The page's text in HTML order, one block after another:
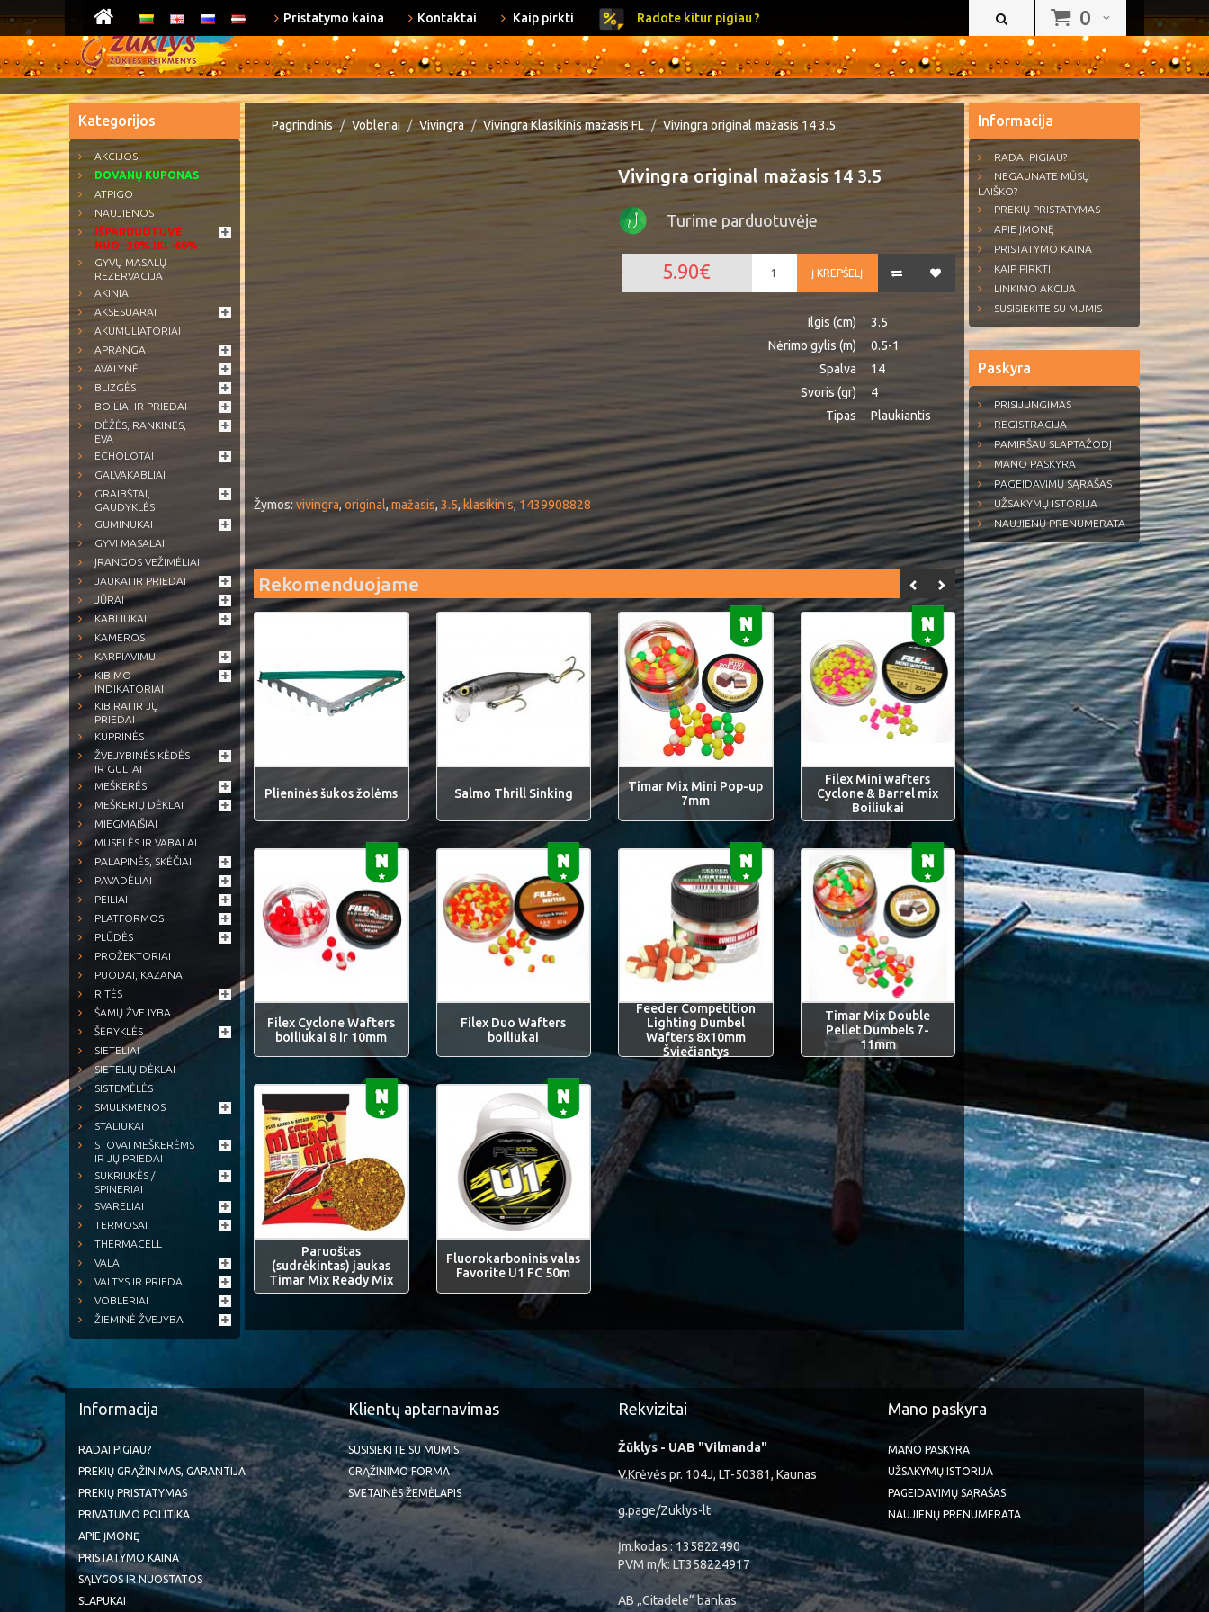
0
Pristatymo kaina Kontaktai Kaip pirkti Radote kitur pigiau ?
Kategorijos
AKCIJOS
DOVANŲ KUPONAS
ATPIGO
NAUJIENOS
IŠPARDUOTUVĖ
NUO -30% IKI -60%
GYVŲ MASALŲ
REZERVACIJA
AKINIAI
AKSESUARAI
AKUMULIATORIAI
APRANGA
AVALYNĖ
BLIZGĖS
BOILIAI IR PRIEDAI
DĖŽĖS, RANKINĖS,
EVA
ECHOLOTAI
GALVAKABLIAI
GRAIBŠTAI,
GAUDYKLĖS
GUMINUKAI
GYVI MASALAI
ĮRANGOS VEŽIMĖLIAI
JAUKAI IR PRIEDAI
JŪRAI
KABLIUKAI
KAMEROS
KARPIAVIMUI
KIBIMO
INDIKATORIAI
KIBIRAI IR JŲ
PRIEDAI
KUPRINĖS
ŽVEJYBINĖS KĖDĖS
IR GULTAI
MEŠKERĖS
MEŠKERIŲ DĖKLAI
MIEGMAIŠIAI
MUSELĖS IR VABALAI
PALAPINĖS, SKĖČIAI
PAVADĖLIAI
PEILIAI
PLATFORMOS
PLŪDĖS
PROŽEKTORIAI
PUODAI, KAZANAI
RITĖS
ŠAMŲ ŽVEJYBA
ŠĖRYKLĖS
SIETELIAI
SIETELIŲ DĖKLAI
SISTEMĖLĖS
SMULKMENOS
STALIUKAI
STOVAI MEŠKERĖMS
IR JŲ PRIEDAI
SUKRIUKĖS /
SPINERIAI
SVARELIAI
TERMOSAI
THERMACELL
VALAI
VALTYS IR PRIEDAI
VOBLERIAI
ŽIEMINĖ ŽVEJYBA
Pagrindinis Vobleriai Vivingra Vivingra Klasikinis mažasis FL Vivingra original mažasis 14 3.5
Vivingra original mažasis 14 3.5
Turime parduotuvėje
Į KREPŠELĮ
5.90€
Ilgis (cm)
3.5
Nėrimo gylis (m)
0.5-1
Spalva
14
Svoris (gr)
4
Tipas
Plaukiantis
Žymos: vivingra,original, mažasis, 3.5, klasikinis,1439908828
Rekomenduojame
Plieninės šukos žolėms Salmo Thrill Sinking
Timar Mix Mini Pop-up
7mm
Filex Mini wafters
Cyclone & Barrel mix
Boiliukai
Filex Cyclone Wafters
boiliukai 8 ir 10mm
Filex Duo Wafters
boiliukai
Feeder Competition
Lighting Dumbel
Wafters 8x10mm
Šviečiantys
Timar Mix Double
Pellet Dumbels 7-
11mm
Paruoštas
(sudrėkintas) jaukas
Timar Mix Ready Mix
Fluorokarboninis valas
Favorite U1 FC 50m
Informacija
RADAI PIGIAU?
NEGAUNATE MŪSŲ
LAIŠKO?
PREKIŲ PRISTATYMAS
APIE ĮMONĘ
PRISTATYMO KAINA
KAIP PIRKTI
LINKIMO AKCIJA
SUSISIEKITE SU MUMIS
Paskyra
PRISIJUNGIMAS
REGISTRACIJA
PAMIRŠAU SLAPTAŽODĮ
MANO PASKYRA
PAGEIDAVIMŲ SĄRAŠAS
UŽSAKYMŲ ISTORIJA
NAUJIENŲ PRENUMERATA
Informacija
RADAI PIGIAU?
PREKIŲ GRĄŽINIMAS, GARANTIJA
PREKIŲ PRISTATYMAS
PRIVATUMO POLITIKA
APIE ĮMONĘ
PRISTATYMO KAINA
SĄLYGOS IR NUOSTATOS
SLAPUKAI
Klientų aptarnavimas
SUSISIEKITE SU MUMIS
GRĄŽINIMO FORMA
SVETAINĖS ŽEMĖLAPIS
Rekvizitai
Žūklys - UAB "Vilmanda"
V.Krėvės pr. 104J, LT-50381, Kaunas
g.page/Zuklys-lt
Įm.kodas : 135822490
PVM m/k: LT358224917
AB „Citadele“ bankas
Mano paskyra
MANO PASKYRA
UŽSAKYMŲ ISTORIJA
PAGEIDAVIMŲ SĄRAŠAS
NAUJIENŲ PRENUMERATA